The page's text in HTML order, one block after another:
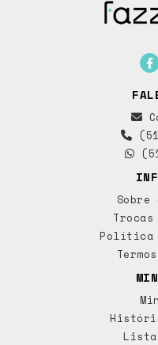
Política